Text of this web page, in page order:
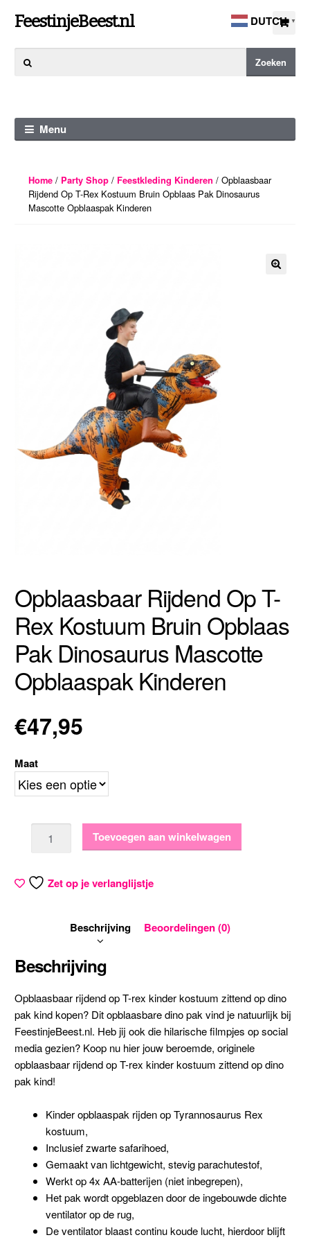
Ga
naar
navigatie
Ga
naar
de
FeestinjeBeest.nl
naar:
Zoeken
Menu
Home/ Party Shop/ Feestkleding Kinderen / Opblaasbaar
Rijdend Op T-Rex Kostuum Bruin Opblaas Pak Dinosaurus
Mascotte Opblaaspak Kinderen
Opblaasbaar Rijdend Op T-
Rex Kostuum Bruin Opblaas
Pak Dinosaurus Mascotte
Opblaaspak Kinderen
€47,95
Maat
Aantal Toevoegen aan winkelwagen
Zet op je verlanglijstje
Beschrijving Beoordelingen (0)
Beschrijving
Opblaasbaar rijdend op T-rex kinder kostuum zittend op dino
pak kind kopen? Dit opblaasbare dino pak vind je natuurlijk bij
FeestinjeBeest.nl. Heb jij ook die hilarische filmpjes op social
media gezien? Koop nu hier jouw beroemde, originele
opblaasbaar rijdend op T-rex kinder kostuum zittend op dino
pak kind!
Kinder opblaaspak rijden op Tyrannosaurus Rex
kostuum,
Inclusief zwarte safarihoed,
Gemaakt van lichtgewicht, stevig parachutestof,
Werkt op 4x AA-batterijen (niet inbegrepen),
Het pak wordt opgeblazen door de ingebouwde dichte
ventilator op de rug,
De ventilator blaast continu koude lucht, hierdoor blijft
DUTCH ▼